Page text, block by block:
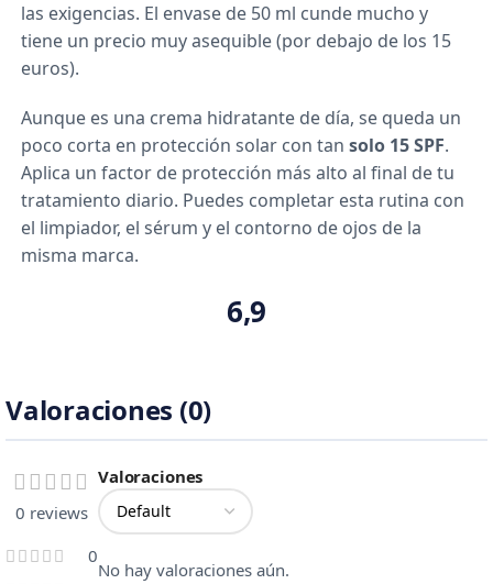
6,9
las exigencias. El envase de 50 ml cunde mucho y
tiene un precio muy asequible (por debajo de los 15
euros).
Aunque es una crema hidratante de día, se queda un
poco corta en protección solar con tan solo 15 SPF.
Aplica un factor de protección más alto al final de tu
tratamiento diario. Puedes completar esta rutina con
el limpiador, el sérum y el contorno de ojos de la
misma marca.
Valoraciones (0)
0 reviews
0
Valoraciones
No hay valoraciones aún.